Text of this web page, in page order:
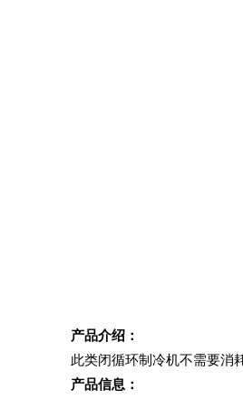
产品介绍：
此类闭循环制冷机不需要消
产品信息：